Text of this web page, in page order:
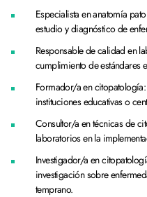
Especialista en anatomía
estudio y diagnóstico de
Responsable de calidad en
cumplimiento de estándares
Formador/a en
instituciones educativas o
Consultor/a en técnicas de
laboratorios en la
Investigador/a en
investigación sobre
temprano.